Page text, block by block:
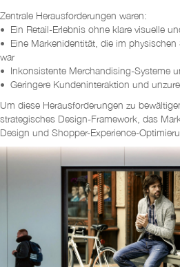
Zentrale Herausforderungen waren:
• Ein Retail-Erlebnis ohne klare visuelle
• Eine Markenidentität, die im
war
• Inkonsistente Merchandising-Systeme
• Geringere Kundeninteraktion und
Um diese Herausforderungen zu
strategisches Design-Framework, das
Design und Shopper-Experience-